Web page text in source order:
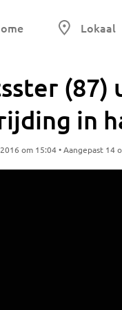
Lokaal
(87)
in
om 15:04 • Aangepast 14